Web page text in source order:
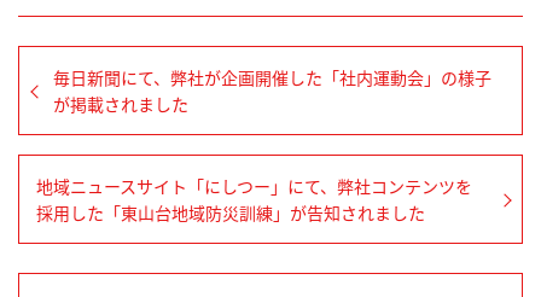
毎日新聞にて、弊社が企画開催した「社内運動会」の様子
が掲載されました
地域ニュースサイト「にしつー」にて、弊社コンテンツを
採用した「東山台地域防災訓練」が告知されました